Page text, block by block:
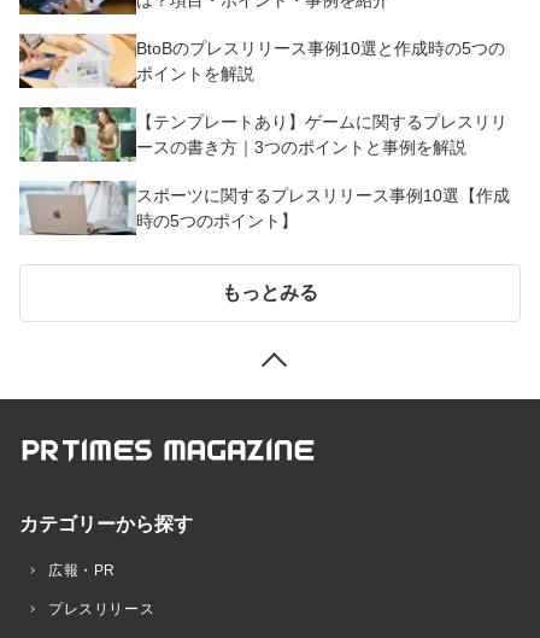
BtoBのプレスリリース事例10選と作成時の5つの
ポイントを解説
【テンプレートあり】ゲームに関するプレスリリ
ースの書き方｜3つのポイントと事例を解説
スポーツに関するプレスリリース事例10選【作成
時の5つのポイント】
もっとみる
カテゴリーから探す
広報・PR
プレスリリース